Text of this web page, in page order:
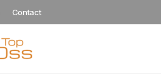
Contact